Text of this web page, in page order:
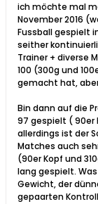
ich möchte mal
November 2016
Fussball gespielt
seither
Trainer + diverse
100 (300g und
gemacht hat,
Bin dann auf die
97 gespielt ( 90er
allerdings ist der
Matches auch
(90er Kopf und
lang gespielt.
Gewicht, der
gepaarten